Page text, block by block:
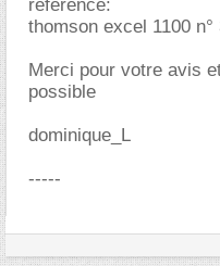
reference:
thomson excel 1100
Merci pour votre avis
possible
dominique_L
-----